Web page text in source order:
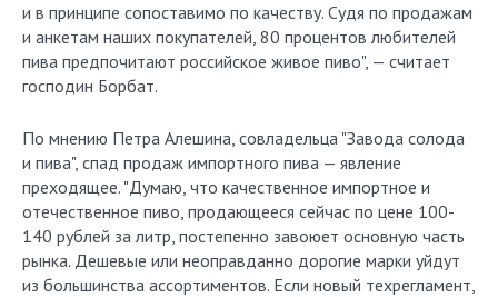
и в принципе сопоставимо по качеству. Судя по продажам
и анкетам наших покупателей, 80 процентов любителей
пива предпочитают российское живое пиво", — считает
господин Борбат.
По мнению Петра Алешина, совладельца "Завода солода
и пива", спад продаж импортного пива — явление
преходящее. "Думаю, что качественное импортное и
отечественное пиво, продающееся сейчас по цене 100-
140 рублей за литр, постепенно завоюет основную часть
рынка. Дешевые или неоправданно дорогие марки уйдут
из большинства ассортиментов. Если новый техрегламент,